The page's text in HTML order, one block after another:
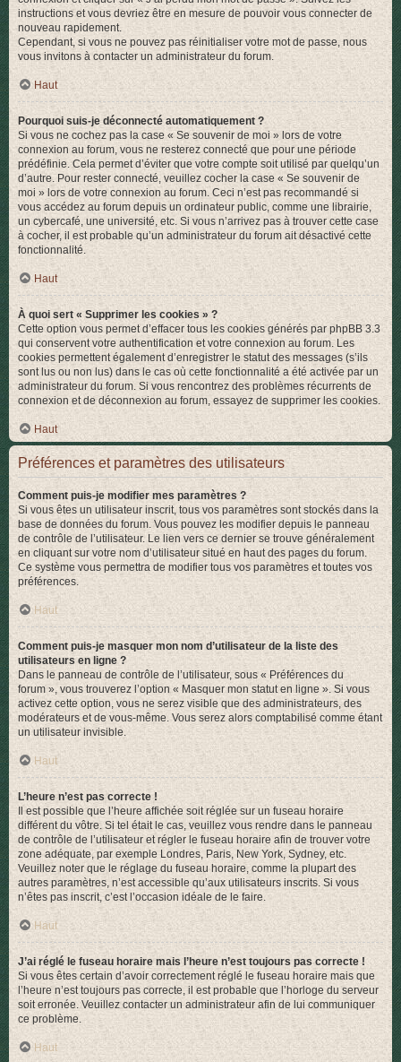
instructions et vous devriez être en mesure de pouvoir vous connecter de
nouveau rapidement.
Cependant, si vous ne pouvez pas réinitialiser votre mot de passe, nous
vous invitons à contacter un administrateur du forum.
Haut
Pourquoi suis-je déconnecté automatiquement ?
Si vous ne cochez pas la case « Se souvenir de moi » lors de votre
connexion au forum, vous ne resterez connecté que pour une période
prédéfinie. Cela permet d’éviter que votre compte soit utilisé par quelqu’un
d’autre. Pour rester connecté, veuillez cocher la case « Se souvenir de
moi » lors de votre connexion au forum. Ceci n’est pas recommandé si
vous accédez au forum depuis un ordinateur public, comme une librairie,
un cybercafé, une université, etc. Si vous n’arrivez pas à trouver cette case
à cocher, il est probable qu’un administrateur du forum ait désactivé cette
fonctionnalité.
Haut
À quoi sert « Supprimer les cookies » ?
Cette option vous permet d’effacer tous les cookies générés par phpBB 3.3
qui conservent votre authentification et votre connexion au forum. Les
cookies permettent également d’enregistrer le statut des messages (s’ils
sont lus ou non lus) dans le cas où cette fonctionnalité a été activée par un
administrateur du forum. Si vous rencontrez des problèmes récurrents de
connexion et de déconnexion au forum, essayez de supprimer les cookies.
Haut
Préférences et paramètres des utilisateurs
Comment puis-je modifier mes paramètres ?
Si vous êtes un utilisateur inscrit, tous vos paramètres sont stockés dans la
base de données du forum. Vous pouvez les modifier depuis le panneau
de contrôle de l’utilisateur. Le lien vers ce dernier se trouve généralement
en cliquant sur votre nom d’utilisateur situé en haut des pages du forum.
Ce système vous permettra de modifier tous vos paramètres et toutes vos
préférences.
Haut
Comment puis-je masquer mon nom d’utilisateur de la liste des
utilisateurs en ligne ?
Dans le panneau de contrôle de l’utilisateur, sous « Préférences du
forum », vous trouverez l’option « Masquer mon statut en ligne ». Si vous
activez cette option, vous ne serez visible que des administrateurs, des
modérateurs et de vous-même. Vous serez alors comptabilisé comme étant
un utilisateur invisible.
Haut
L’heure n’est pas correcte !
Il est possible que l’heure affichée soit réglée sur un fuseau horaire
différent du vôtre. Si tel était le cas, veuillez vous rendre dans le panneau
de contrôle de l’utilisateur et régler le fuseau horaire afin de trouver votre
zone adéquate, par exemple Londres, Paris, New York, Sydney, etc.
Veuillez noter que le réglage du fuseau horaire, comme la plupart des
autres paramètres, n’est accessible qu’aux utilisateurs inscrits. Si vous
n’êtes pas inscrit, c’est l’occasion idéale de le faire.
Haut
J’ai réglé le fuseau horaire mais l’heure n’est toujours pas correcte !
Si vous êtes certain d’avoir correctement réglé le fuseau horaire mais que
l’heure n’est toujours pas correcte, il est probable que l’horloge du serveur
soit erronée. Veuillez contacter un administrateur afin de lui communiquer
ce problème.
Haut